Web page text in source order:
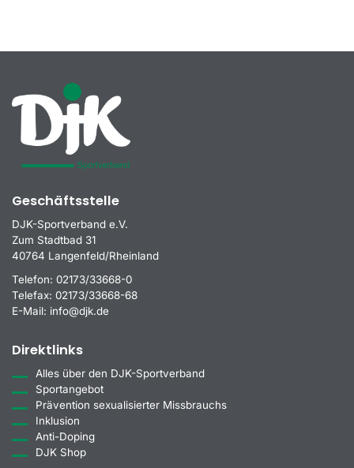
Geschäftsstelle
DJK-Sportverband e.V.
Zum Stadtbad 31
40764 Langenfeld/Rheinland
Telefon: 02173/33668-0
Telefax: 02173/33668-68
E-Mail: info@djk.de
Direktlinks
Alles über den DJK-Sportverband
Sportangebot
Prävention sexualisierter Missbrauchs
Inklusion
Anti-Doping
DJK Shop